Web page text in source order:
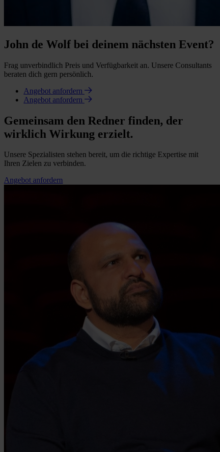
John de Wolf bei deinem nächsten Event?
Frag unverbindlich Preis und Verfügbarkeit an. Unsere Consultants
beraten dich gern persönlich.
Angebot anfordern
Angebot anfordern
Gemeinsam den Redner finden, der
wirklich Wirkung erzielt.
Unsere Spezialisten stehen bereit, um die richtige Expertise mit
Ihren Zielen zu verbinden.
Angebot anfordern